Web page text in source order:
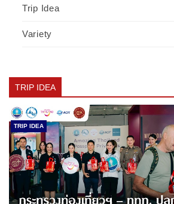
Trip Idea
Variety
TRIP IDEA
TRIP IDEA